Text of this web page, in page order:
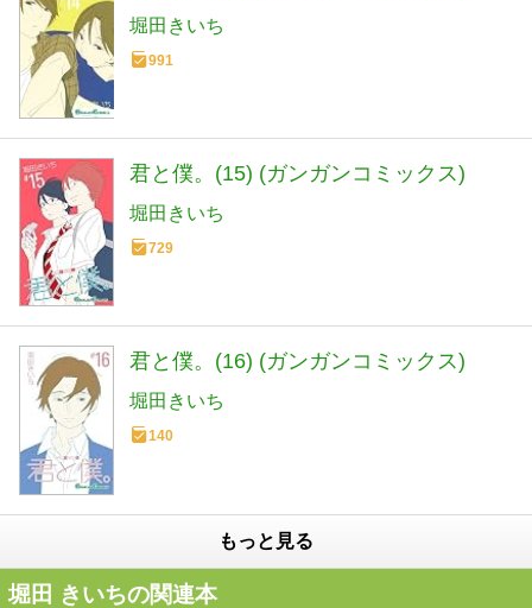
堀田きいち
991
君と僕。(15) (ガンガンコミックス)
堀田きいち
729
君と僕。(16) (ガンガンコミックス)
堀田きいち
140
もっと見る
堀田 きいちの関連本